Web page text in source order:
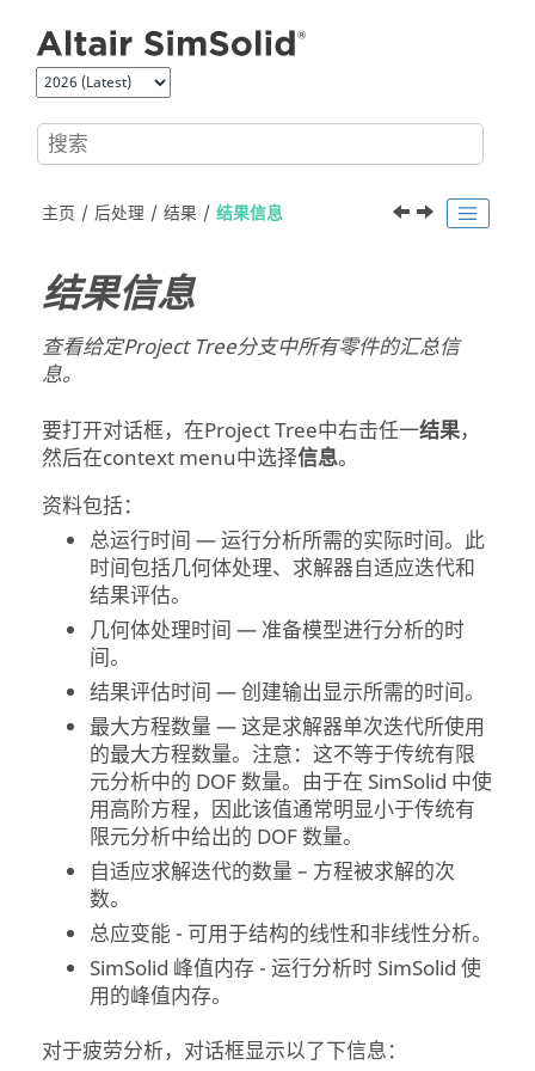
主页 后处理 结果 结果信息
结果信息
查看给定Project Tree分支中所有零件的汇总信
息。
要打开对话框，在Project Tree中右击任一结果，
然后在context menu中选择信息。
资料包括：
总运行时间 — 运行分析所需的实际时间。此
时间包括几何体处理、求解器自适应迭代和
结果评估。
几何体处理时间 — 准备模型进行分析的时
间。
结果评估时间 — 创建输出显示所需的时间。
最大方程数量 — 这是求解器单次迭代所使用
的最大方程数量。注意：这不等于传统有限
元分析中的 DOF 数量。由于在SimSolid 中使
用高阶方程，因此该值通常明显小于传统有
限元分析中给出的 DOF 数量。
自适应求解迭代的数量 – 方程被求解的次
数。
总应变能 - 可用于结构的线性和非线性分析。
SimSolid 峰值内存 - 运行分析时SimSolid 使
用的峰值内存。
对于疲劳分析，对话框显示以了下信息：